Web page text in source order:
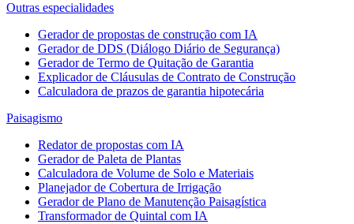
Outras especialidades
Gerador de propostas de construção com IA
Gerador de DDS (Diálogo Diário de Segurança)
Gerador de Termo de Quitação de Garantia
Explicador de Cláusulas de Contrato de Construção
Calculadora de prazos de garantia hipotecária
Paisagismo
Redator de propostas com IA
Gerador de Paleta de Plantas
Calculadora de Volume de Solo e Materiais
Planejador de Cobertura de Irrigação
Gerador de Plano de Manutenção Paisagística
Transformador de Quintal com IA